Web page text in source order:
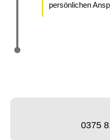
persönlichen
0375